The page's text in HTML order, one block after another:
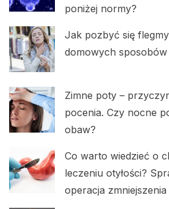
poniżej normy?
Jak pozbyć się
domowych sposobów
Zimne poty –
pocenia. Czy nocne
obaw?
Co warto wiedzieć o
leczeniu otyłości?
operacja zmniejszenia